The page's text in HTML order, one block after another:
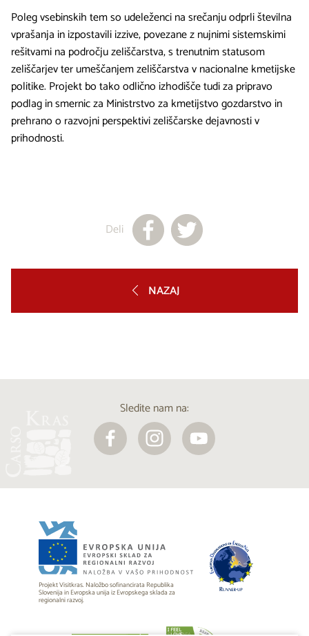
Poleg vsebinskih tem so udeleženci na srečanju odprli številna
vprašanja in izpostavili izzive, povezane z nujnimi sistemskimi
rešitvami na področju zeliščarstva, s trenutnim statusom
zeliščarjev ter umeščanjem zeliščarstva v nacionalne kmetijske
politike. Projekt bo tako odlično izhodišče tudi za pripravo
podlag in smernic za Ministrstvo za kmetijstvo gozdarstvo in
prehrano o razvojni perspektivi zeliščarske dejavnosti v
prihodnosti.
Deli
NAZAJ
Sledite nam na:
Projekt Visitkras. Naložbo sofinancirata Republika
Slovenija in Evropska unija iz Evropskega sklada za
regionalni razvoj.